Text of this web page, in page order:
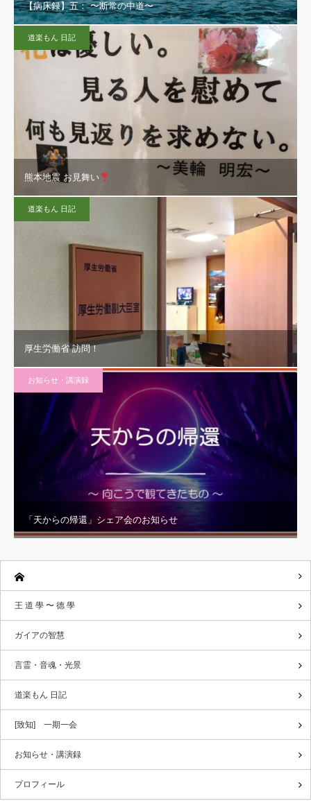
【病床録】五： 〜断常の中道〜
道楽もん 日記
熊本地震 お見舞い
道楽もん 日記
厚生労働省 訪問！
お知らせ・講演録
「天からの帰還」シェア会のお知らせ
王 道 學 〜 德 學
ガイアの智慧
言霊・音魂・光景
道楽もん 日記
[致知] 一期一会
お知らせ・講演録
プロフィール